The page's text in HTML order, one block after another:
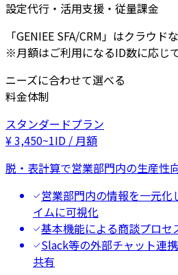
設定代行・活用支援・従量課金
「GENIEE SFA/CRM」はクラウド
※月額はご利用になるID数に応じ
ニーズに合わせて選べる
料金体制
スタンダードプラン
¥3,450~1ID / 月額
脱・表計算で営業部門内の生産性
営業部門内の情報を一元化
イムに可視化
基本機能による商談プロセ
Slack等の外部チャット連
共有